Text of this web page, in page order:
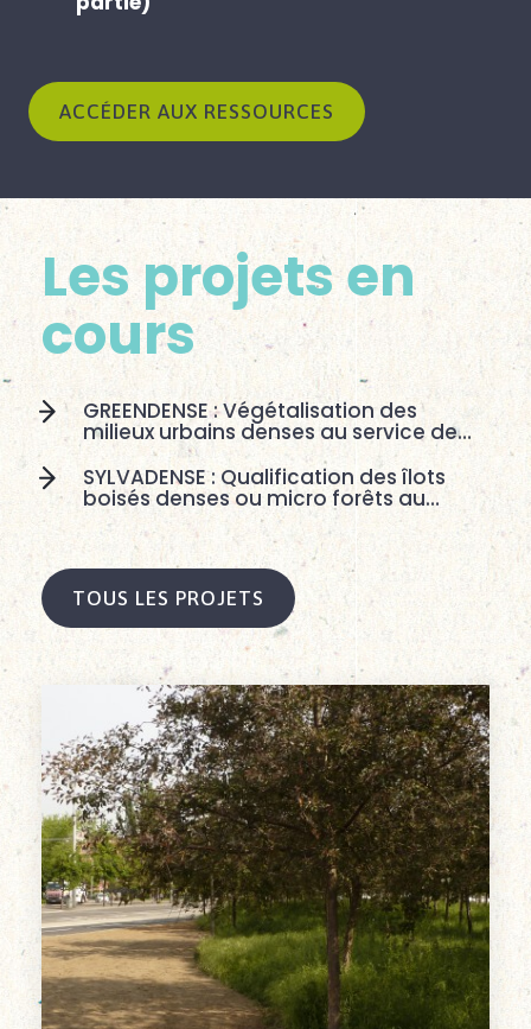
ACCÉDER AUX RESSOURCES
Les projets en
cours
GREENDENSE : Végétalisation des
milieux urbains denses au service de…
SYLVADENSE : Qualification des îlots
boisés denses ou micro forêts au…
TOUS LES PROJETS